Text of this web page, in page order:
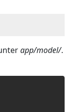
app/model/.